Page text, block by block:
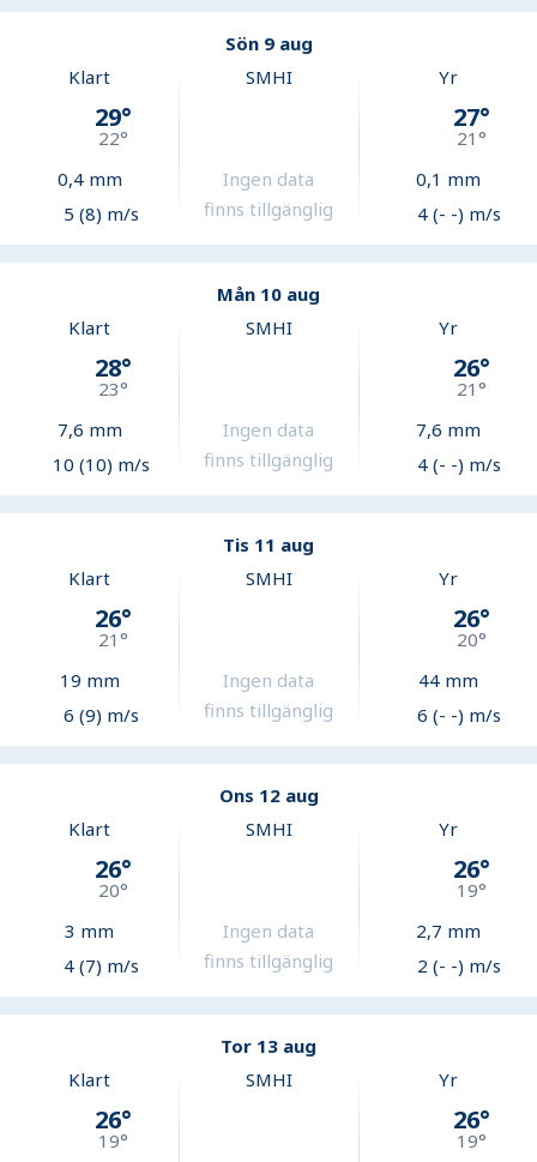
Sön 9 aug
Klart
29°
22°
0,4mm
5 (8) m/s
SMHI
Ingen data
finns tillgänglig
Yr
27°
21°
0,1 mm
4 (- -) m/s
Mån 10 aug
Klart
28°
23°
7,6 mm
10 (10) m/s
SMHI
Ingen data
finns tillgänglig
Yr
26°
21°
7,6 mm
4 (- -) m/s
Tis 11 aug
Klart
26°
21°
19 mm
6 (9) m/s
SMHI
Ingen data
finns tillgänglig
Yr
26°
20°
44mm
6 (- -) m/s
Ons 12 aug
Klart
26°
20°
3 mm
4 (7) m/s
SMHI
Ingen data
finns tillgänglig
Yr
26°
19°
2,7 mm
2 (- -) m/s
Tor 13 aug
Klart
26°
19°
SMHI Yr
26°
19°